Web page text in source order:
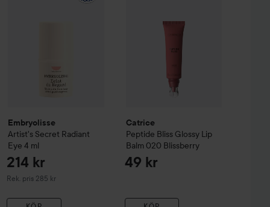
Embryolisse
Artist's Secret Radiant
Eye 4 ml
214 kr
Rek. pris 285 kr
Rekommenderat pris 285 kr
Catrice
Peptide Bliss Glossy Lip
Balm 020 Blissberry
49 kr